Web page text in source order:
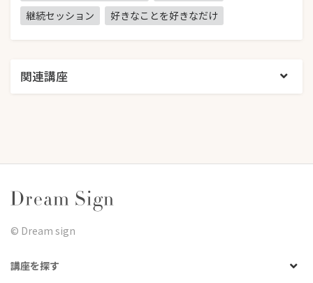
継続セッション
好きなことを好きなだけ
関連講座
©︎ Dream sign
講座を探す